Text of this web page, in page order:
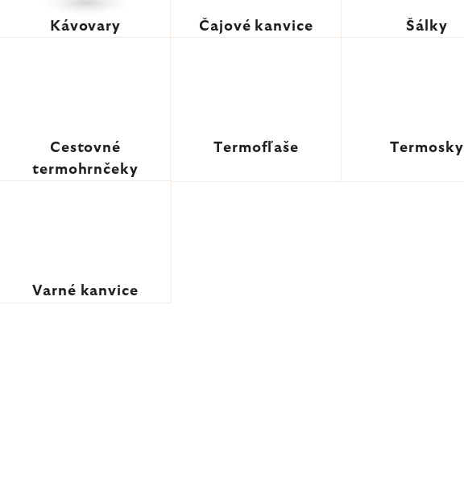
Kávovary Čajové kanvice Šálky
Cestovné
termohrnčeky
Termofľaše Termosky
Varné kanvice